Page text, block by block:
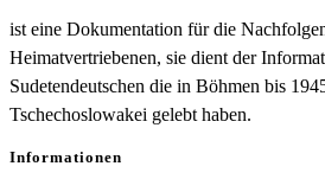
ist eine Dokumentation für die
Heimatvertriebenen, sie dient der
Sudetendeutschen die in Böhmen bis
Tschechoslowakei gelebt haben.
Informationen